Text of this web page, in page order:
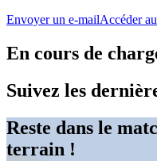
Envoyer un e-mailAccéder
En cours de
Suivez les
Reste dans le
terrain !